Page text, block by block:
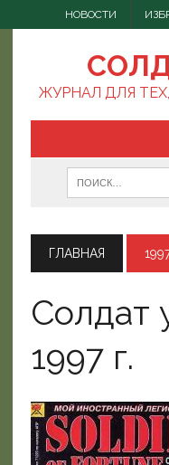
НОВОСТИ
ЖУРНАЛ ДЛЯ
ГЛАВНАЯ
Солдат
1997 г.